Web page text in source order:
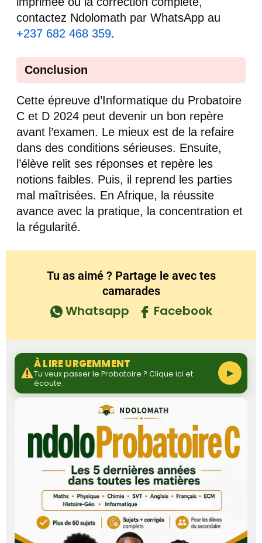
contactez Ndolomath par WhatsApp au
+237 682 468 359.
Conclusion
Cette épreuve d’Informatique du Probatoire
C et D 2024 peut devenir un bon repère
avant l’examen. Le mieux est de la refaire
dans des conditions sérieuses. Ensuite,
l’élève relit ses réponses et repère les
notions faibles. Puis, il reprend les parties
mal maîtrisées. En Afrique, la réussite
avance avec la pratique, la concentration et
la régularité.
Tu as aimé ? Partage le avec tes
camarades
Whatsapp Facebook
À LIRE URGEMMENT
Tu veux passer le Probatoire ? Clique ici et
écoute.
▶